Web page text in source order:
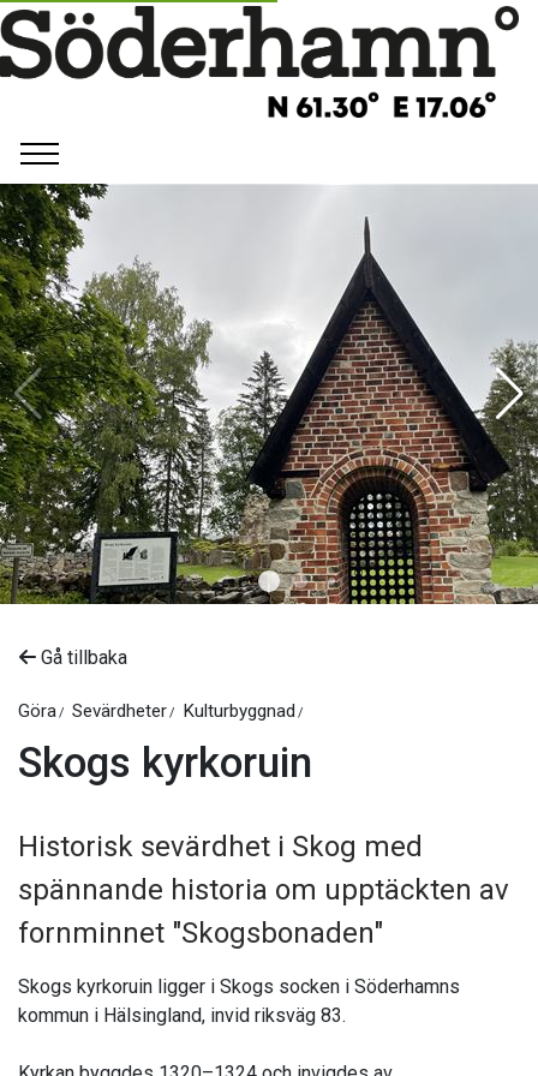
Gå tillbaka
Göra Sevärdheter Kulturbyggnad
Skogs kyrkoruin
Historisk sevärdhet i Skog med
spännande historia om upptäckten av
fornminnet "Skogsbonaden"
Skogs kyrkoruin ligger i Skogs socken i Söderhamns
kommun i Hälsingland, invid riksväg 83.